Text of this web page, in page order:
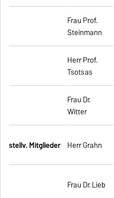
Frau Prof.
Steinmann
Herr Prof.
Tsotsas
Frau Dr.
Witter
stellv. Mitglieder Herr Grahn
Frau Dr. Lieb